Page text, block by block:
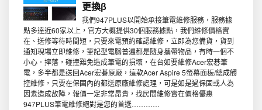
更換β
我們947PLUS以開始承接筆電維修服務，服務據
點多達近60家以上，官方大概提供30個服務據點，我們維修價格實
在、送修等待時間短，只要來電預約確認維修，立即為您備貨，貨到
通知現場立即維修，筆記型電腦普遍都是隨身攜帶物品，有時一個不
小心．摔落，碰撞難免造成筆電的損壞，在台如要維修Acer宏碁筆
電，多半都是送回Acer宏碁原廠，這款Acer Aspire 5螢幕面板/總成觸
控維修，只要在保固內的都送原廠維修處理，可是如是過保固或人為
因素造成故障，報價一定非常昂貴，找民間維修實在價格優惠
947PLUS筆電維修絕對是您的首選…………